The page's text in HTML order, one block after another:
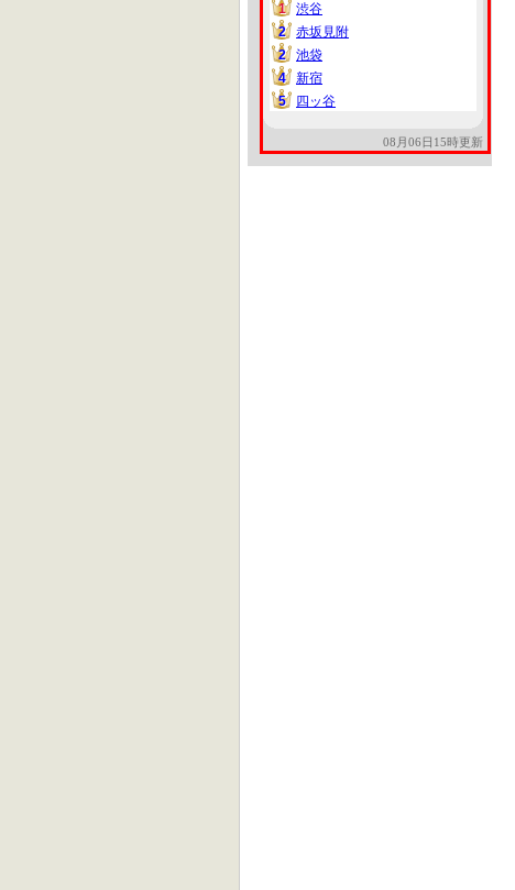
1
1
渋谷
2
2
赤坂見附
2
2
池袋
4
4
新宿
5
5 四ッ谷
08月06日15時更新